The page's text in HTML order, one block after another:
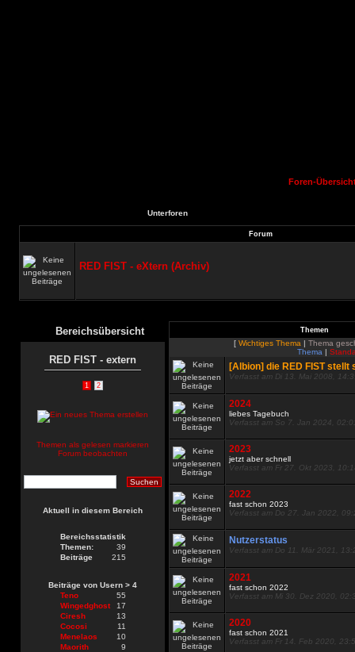
Foren-
Unterforen
Forum
RED FIST - eXtern (Archiv)
Bereichsübersicht
RED FIST - extern
1 2
Themen als gelesen markieren
Forum beobachten
Aktuell in diesem Bereich
Bereichsstatistik
Themen:
39
Beiträge
215
Beiträge von Usern > 4
Teno
55
Wingedghost
17
Ciresh
13
Cocosi
11
Menelaos
10
Maorith
9
Themen
[ Wichtiges Thema | Thema
Thema |
[Albion] die RED FIST stellt
Verfasst am Di 13. Mai 2008,
2024
liebes Tagebuch
Verfasst am So 7. Jan 2024,
2023
jetzt aber schnell
Verfasst am Fr 27. Okt 2023,
2022
fast schon 2023
Verfasst am Do 27. Jan 2022,
Nutzerstatus
Verfasst am Do 11. Mär 2021,
2021
fast schon 2022
Verfasst am Mi 30. Dez 2020,
2020
fast schon 2021
Verfasst am Fr 14. Feb 2020,